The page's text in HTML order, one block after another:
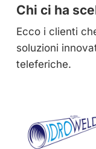
Chi ci ha
Ecco i clienti
soluzioni
teleferiche.